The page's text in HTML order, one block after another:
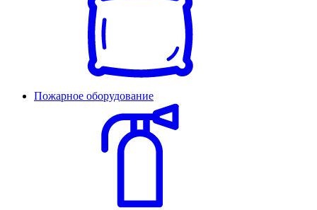
Пожарное оборудование